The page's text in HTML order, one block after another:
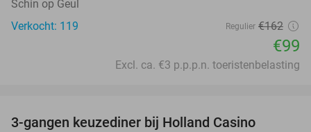
Schin op Geul
Verkocht: 119
Regulier €162
€99
Excl. ca. €3 p.p.p.n. toeristenbelasting
3-gangen keuzediner bij Holland Casino